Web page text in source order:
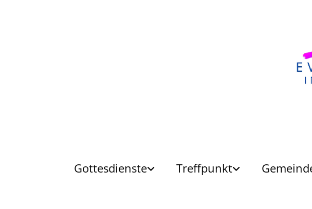
Gottesdienste Treffpunkt